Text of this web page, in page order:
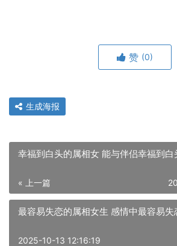
赞 (0)
生成海报
幸福到白头的属相女 能与伴侣幸福到白
« 上一篇
最容易失恋的属相女生 感情中最容易失
2025-10-13 12:16:19